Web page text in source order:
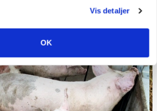
Vis detaljer
OK
sætter fokus på elefantgræs
Loading...